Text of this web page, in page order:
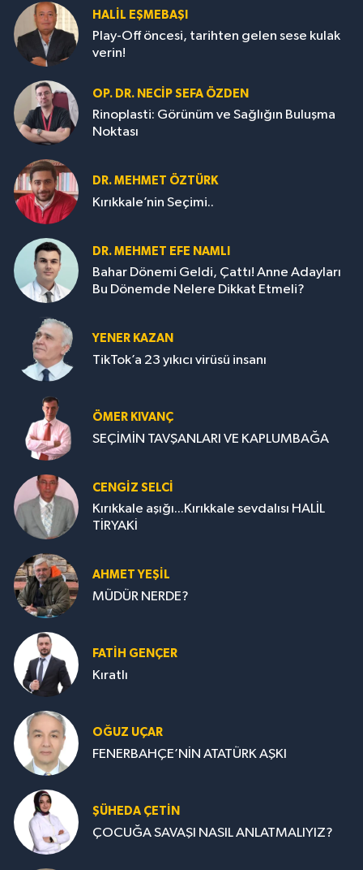
HALIL EŞMEBAŞI
Play-Off öncesi, tarihten gelen sese kulak
verin!
OP. DR. NECIP SEFA ÖZDEN
Rinoplasti: Görünüm ve Sağlığın Buluşma
Noktası
DR. MEHMET ÖZTÜRK
Kırıkkale’nin Seçimi..
DR. MEHMET EFE NAMLI
Bahar Dönemi Geldi, Çattı! Anne Adayları
Bu Dönemde Nelere Dikkat Etmeli?
YENER KAZAN
TikTok’a 23 yıkıcı virüsü insanı
ÖMER KIVANÇ
SEÇİMİN TAVŞANLARI VE KAPLUMBAĞA
CENGİZ SELCİ
Kırıkkale aşığı...Kırıkkale sevdalısı HALİL
TİRYAKİ
AHMET YEŞİL
MÜDÜR NERDE?
FATIH GENÇER
Kıratlı
OĞUZ UÇAR
FENERBAHÇE’NİN ATATÜRK AŞKI
ŞÜHEDA ÇETİN
ÇOCUĞA SAVAŞI NASIL ANLATMALIYIZ?